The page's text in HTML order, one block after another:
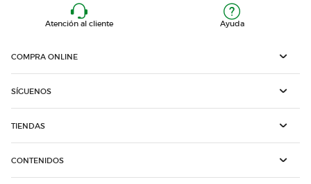
Atención al cliente Ayuda
COMPRA ONLINE
SÍGUENOS
TIENDAS
CONTENIDOS